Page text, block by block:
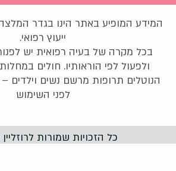
המידע המופיע באתר הינו בגדר
ייעוץ רפואי.
בכל מקרה של בעיה רפואית יש
ולפעול לפי הוראותיו. חולים
הנוטלים תרופות מרשם נשים וילדים –
לפני השימוש
כל הזכויות שמורות לרוזליין ®